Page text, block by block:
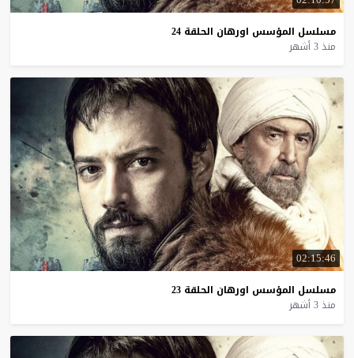
مسلسل المؤسس اورهان الحلقة 24
منذ 3 أشهر
02:15:46
مسلسل المؤسس اورهان الحلقة 23
منذ 3 أشهر